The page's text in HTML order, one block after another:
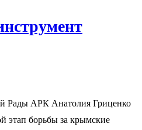
Рады АРК Анатолия Гриценко
этап борьбы за крымские